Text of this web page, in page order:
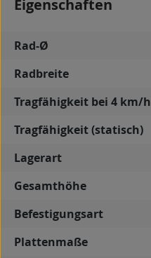
Eigenschaften
Rad-Ø
Radbreite
Tragfähigkeit bei 4 km/h
Tragfähigkeit (statisch)
Lagerart
Gesamthöhe
Befestigungsart
Plattenmaße